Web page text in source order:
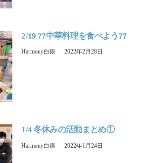
2/19 ??中華料理を食べよう??
Harmony白銀 2022年2月28日
1/4 冬休みの活動まとめ①
Harmony白銀 2022年1月24日